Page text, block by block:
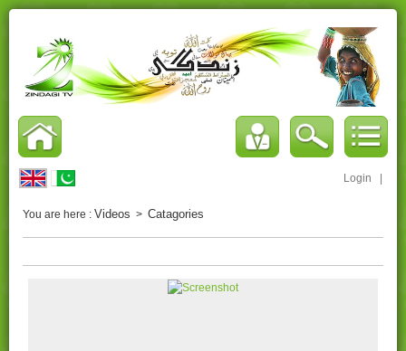
Login
You are here : Videos > Catagories